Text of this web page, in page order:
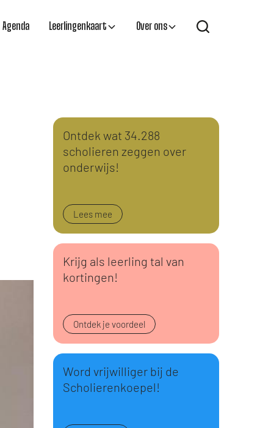
Agenda Leerlingenkaart Over ons
Ontdek wat 34.288
scholieren zeggen over
onderwijs!
Lees mee
Krijg als leerling tal van
kortingen!
Ontdek je voordeel
Word vrijwilliger bij de
Scholierenkoepel!